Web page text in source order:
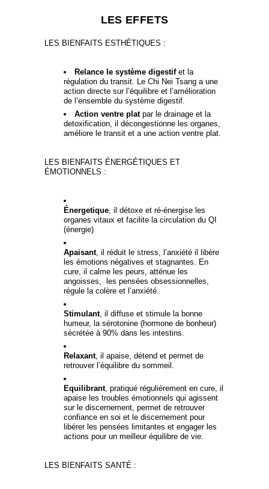
LES EFFETS
LES BIENFAITS ESTHÉTIQUES :
Relance le système digestifet la
régulation du transit. Le Chi Nei Tsang a une
action directe sur l’équilibre et l’amélioration
de l’ensemble du système digestif.
Action ventre platpar le drainage et la
detoxification, il décongestionne les organes,
améliore le transit et a une action ventre plat.
LES BIENFAITS ÉNERGÉTIQUES ET
ÉMOTIONNELS :
Énergetique, il détoxe et ré-énergise les
organes vitaux et facilite la circulation du QI
(énergie)
Apaisant, il réduit le stress, l’anxiété il libère
les émotions négatives et stagnantes. En
cure, il calme les peurs, atténue les
angoisses,
les pensées obsessionnelles,
régule la colère et l’anxiété.
Stimulant, il diffuse et stimule la bonne
humeur, la sérotonine (hormone de bonheur)
sécrétée à 90% dans les intestins.
Relaxant, il apaise, détend et permet de
retrouver l’équilibre du sommeil.
Equilibrant, pratiqué régulièrement en cure, il
apaise les troubles émotionnels qui agissent
sur le discernement, permet de retrouver
confiance en soi et le discernement pour
libérer les pensées limitantes et engager les
actions pour un meilleur équilibre de vie.
LES BIENFAITS SANTÉ :